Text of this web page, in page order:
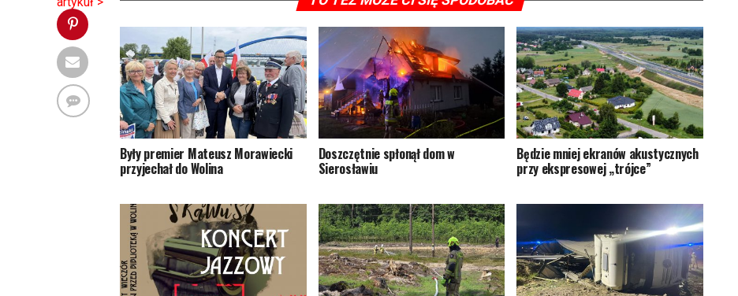
Były premier Mateusz Morawiecki
przyjechał do Wolina
Doszczętnie spłonął dom w
Sierosławiu
Będzie mniej ekranów akustycznych
przy ekspresowej „trójce”